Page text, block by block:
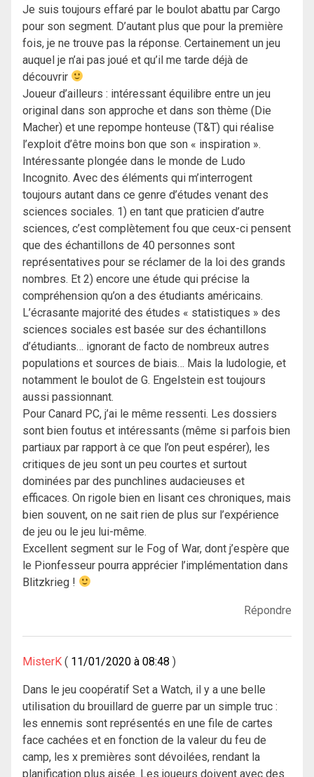
Je suis toujours effaré par le boulot abattu par Cargo
pour son segment. D’autant plus que pour la première
fois, je ne trouve pas la réponse. Certainement un jeu
auquel je n’ai pas joué et qu’il me tarde déjà de
découvrir
Joueur d’ailleurs : intéressant équilibre entre un jeu
original dans son approche et dans son thème (Die
Macher) et une repompe honteuse (T&T) qui réalise
l’exploit d’être moins bon que son « inspiration ».
Intéressante plongée dans le monde de Ludo
Incognito. Avec des éléments qui m’interrogent
toujours autant dans ce genre d’études venant des
sciences sociales. 1) en tant que praticien d’autre
sciences, c’est complètement fou que ceux-ci pensent
que des échantillons de 40 personnes sont
représentatives pour se réclamer de la loi des grands
nombres. Et 2) encore une étude qui précise la
compréhension qu’on a des étudiants américains.
L’écrasante majorité des études « statistiques » des
sciences sociales est basée sur des échantillons
d’étudiants… ignorant de facto de nombreux autres
populations et sources de biais… Mais la ludologie, et
notamment le boulot de G. Engelstein est toujours
aussi passionnant.
Pour Canard PC, j’ai le même ressenti. Les dossiers
sont bien foutus et intéressants (même si parfois bien
partiaux par rapport à ce que l’on peut espérer), les
critiques de jeu sont un peu courtes et surtout
dominées par des punchlines audacieuses et
efficaces. On rigole bien en lisant ces chroniques, mais
bien souvent, on ne sait rien de plus sur l’expérience
de jeu ou le jeu lui-même.
Excellent segment sur le Fog of War, dont j’espère que
le Pionfesseur pourra apprécier l’implémentation dans
Blitzkrieg !
Répondre
MisterK 11/01/2020 à 08:48
Dans le jeu coopératif Set a Watch, il y a une belle
utilisation du brouillard de guerre par un simple truc :
les ennemis sont représentés en une file de cartes
face cachées et en fonction de la valeur du feu de
camp, les x premières sont dévoilées, rendant la
planification plus aisée. Les joueurs doivent avec des